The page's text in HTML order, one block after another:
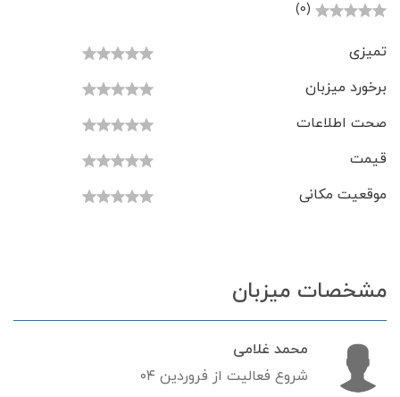
(0)
تمیزی
برخورد میزبان
صحت اطلاعات
قیمت
موقعیت مکانی
مشخصات میزبان
محمد غلامی
شروع فعالیت از فروردین ۰۴